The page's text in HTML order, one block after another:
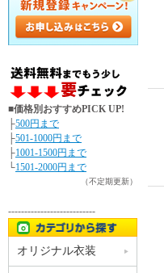
■価格別おすすめPICK UP!
├500円まで
├501-1000円まで
├1001-1500円まで
└1501-2000円まで
（不定期更新）
---------------------------
オリジナル衣装